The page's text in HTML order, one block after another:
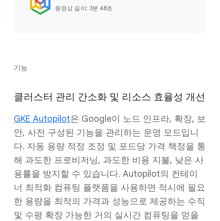
동영상 길이: 3분 48초
기능
클러스터 관리 간소화 및 리소스 효율성 개선
GKE Autopilot은 Google이 노드 인프라, 확장, 보
안, 사전 구성된 기능을 관리하는 운영 모드입니
다. 자동 용량 적정 조정 및 포드당 가격 책정을 통
해 과도한 프로비저닝, 과도한 비용 지불, 낮은 사
용률을 방지할 수 있습니다. Autopilot의 컨테이
너 최적화 컴퓨팅 플랫폼을 사용하면 적시에 필요
한 용량을 최적의 가격과 성능으로 제공하는 수직
및 수평 확장 가능한 거의 실시간 컴퓨팅을 얻을